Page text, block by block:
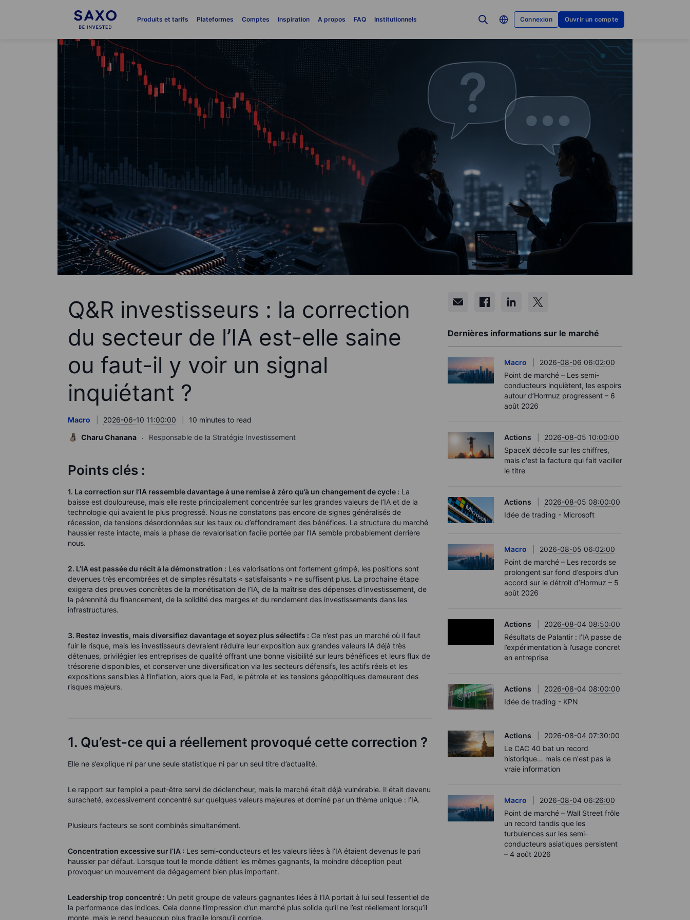
Produits et tarifs Plateformes Comptes Inspiration A propos FAQ Institutionnels Connexion Ouvrir un compte
Q&R investisseurs : la correction
du secteur de l’IA est-elle saine
ou faut-il y voir un signal
inquiétant ?
Macro 2026-06-10 11:00:00
10 minutes to read
Charu Chanana
Responsable de la Stratégie Investissement
Points clés :
1. La correction sur l’IA ressemble davantage à une remise à zéro qu’à un changement de cycle : La
baisse est douloureuse, mais elle reste principalement concentrée sur les grandes valeurs de l’IA et de la
technologie qui avaient le plus progressé. Nous ne constatons pas encore de signes généralisés de
récession, de tensions désordonnées sur les taux ou d’effondrement des bénéfices. La structure du marché
haussier reste intacte, mais la phase de revalorisation facile portée par l’IA semble probablement derrière
nous.
2. L’IA est passée du récit à la démonstration : Les valorisations ont fortement grimpé, les positions sont
devenues très encombrées et de simples résultats « satisfaisants » ne suffisent plus. La prochaine étape
exigera des preuves concrètes de la monétisation de l’IA, de la maîtrise des dépenses d’investissement, de
la pérennité du financement, de la solidité des marges et du rendement des investissements dans les
infrastructures.
3. Restez investis, mais diversifiez davantage et soyez plus sélectifs : Ce n’est pas un marché où il faut
fuir le risque, mais les investisseurs devraient réduire leur exposition aux grandes valeurs IA déjà très
détenues, privilégier les entreprises de qualité offrant une bonne visibilité sur leurs bénéfices et leurs flux de
trésorerie disponibles, et conserver une diversification via les secteurs défensifs, les actifs réels et les
expositions sensibles à l’inflation, alors que la Fed, le pétrole et les tensions géopolitiques demeurent des
risques majeurs.
1. Qu’est-ce qui a réellement provoqué cette correction ?
Elle ne s’explique ni par une seule statistique ni par un seul titre d’actualité.
Le rapport sur l’emploi a peut-être servi de déclencheur, mais le marché était déjà vulnérable. Il était devenu
suracheté, excessivement concentré sur quelques valeurs majeures et dominé par un thème unique : l’IA.
Plusieurs facteurs se sont combinés simultanément.
Concentration excessive sur l’IA : Les semi-conducteurs et les valeurs liées à l’IA étaient devenus le pari
haussier par défaut. Lorsque tout le monde détient les mêmes gagnants, la moindre déception peut
provoquer un mouvement de dégagement bien plus important.
Leadership trop concentré : Un petit groupe de valeurs gagnantes liées à l’IA portait à lui seul l’essentiel de
la performance des indices. Cela donne l’impression d’un marché plus solide qu’il ne l’est réellement lorsqu’il
monte, mais le rend beaucoup plus fragile lorsqu’il corrige.
Dernières informations sur le marché
Macro
2026-08-06 06:02:00
Point de marché – Les semi-
conducteurs inquiètent, les espoirs
autour d’Hormuz progressent – 6
août 2026
Actions
2026-08-05 10:00:00
SpaceX décolle sur les chiffres,
mais c'est la facture qui fait vaciller
le titre
Actions
2026-08-05 08:00:00
Idée de trading - Microsoft
Macro
2026-08-05 06:02:00
Point de marché – Les records se
prolongent sur fond d’espoirs d’un
accord sur le détroit d’Hormuz – 5
août 2026
Actions
2026-08-04 08:50:00
Résultats de Palantir : l’IA passe de
l’expérimentation à l’usage concret
en entreprise
Actions
2026-08-04 08:00:00
Idée de trading - KPN
Actions
2026-08-04 07:30:00
Le CAC 40 bat un record
historique… mais ce n'est pas la
vraie information
Macro
2026-08-04 06:26:00
Point de marché – Wall Street frôle
un record tandis que les
turbulences sur les semi-
conducteurs asiatiques persistent
– 4 août 2026